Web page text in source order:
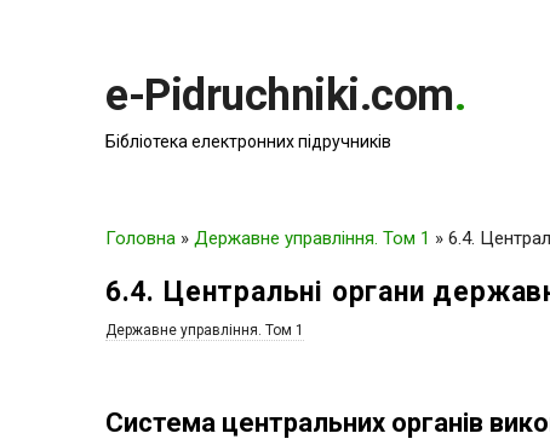
e-Pidruchniki.com.
Бібліотека електронних підручників
Головна » Державне управління. Том 1 » 6.4.
6.4. Центральні органи
Державне управління. Том 1
Система центральних органів